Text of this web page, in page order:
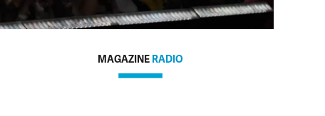
MAGAZINE RADIO